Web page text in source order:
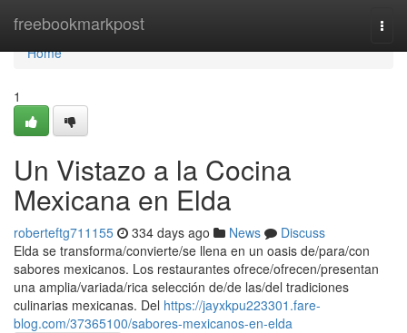
freebookmarkpost
Home
Home
1
Un Vistazo a la Cocina
Mexicana en Elda
roberteftg711155 334 days ago News
Discuss
Elda se transforma/convierte/se llena en un oasis de/para/con
sabores mexicanos. Los restaurantes ofrece/ofrecen/presentan
una amplia/variada/rica selección de/de las/del tradiciones
culinarias mexicanas. Del https://jayxkpu223301.fare-
blog.com/37365100/sabores-mexicanos-en-elda